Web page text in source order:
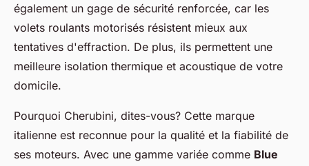
également un gage de sécurité renforcée, car les
volets roulants motorisés résistent mieux aux
tentatives d'effraction. De plus, ils permettent une
meilleure isolation thermique et acoustique de votre
domicile.
Pourquoi Cherubini, dites-vous? Cette marque
italienne est reconnue pour la qualité et la fiabilité de
ses moteurs. Avec une gamme variée comme Blue